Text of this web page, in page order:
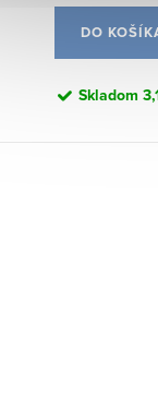
DO
Skladom